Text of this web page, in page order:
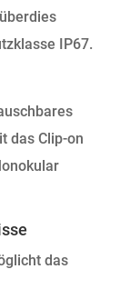
IP67.
das Clip-on
das